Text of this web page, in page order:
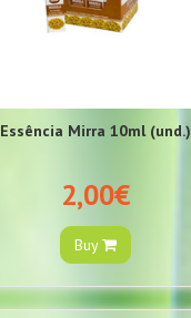
Essência Mirra 10ml (und.)
2,00€
Buy